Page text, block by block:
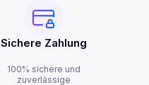
Sichere Zahlung
100% sichere und
zuverlässige